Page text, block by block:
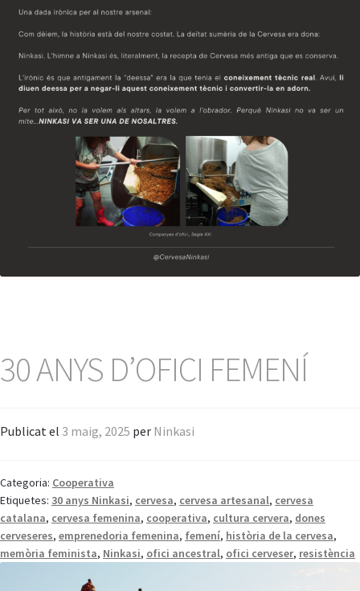
30 ANYS D’OFICI FEMENÍ
Publicat el 3 maig, 2025 per Ninkasi
Categoria: Cooperativa
Etiquetes: 30 anys Ninkasi, cervesa, cervesa artesanal, cervesa
catalana, cervesa femenina, cooperativa, cultura cervera, dones
cerveseres, emprenedoria femenina, femení, història de la cervesa,
memòria feminista, Ninkasi, ofici ancestral, ofici cerveser, resistència